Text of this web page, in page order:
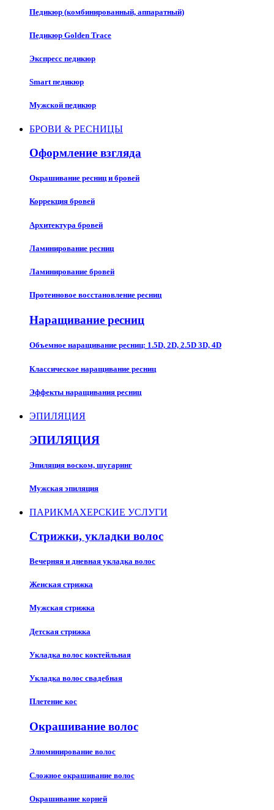
Педикюр (комбинированный, аппаратный)
Педикюр Golden Trace
Экспресс педикюр
Smart педикюр
Мужской педикюр
БРОВИ & РЕСНИЦЫ
Оформление взгляда
Окрашивание ресниц и бровей
Коррекция бровей
Архитектура бровей
Ламинирование ресниц
Ламинирование бровей
Протеиновое восстановление ресниц
Наращивание ресниц​
Объемное наращивание ресниц: 1.5D, 2D, 2.5D 3D, 4D
Классическое наращивание ресниц
Эффекты наращивания ресниц
ЭПИЛЯЦИЯ
ЭПИЛЯЦИЯ
Эпиляция воском, шугаринг
Мужская эпиляция
ПАРИКМАХЕРСКИЕ УСЛУГИ
Стрижки, укладки волос
Вечерняя и дневная укладка волос
Женская стрижка
Мужская стрижка
Детская стрижка
Укладка волос коктейльная
Укладка волос свадебная
Плетение кос
Окрашивание волос
Элюминирование волос
Сложное окрашивание волос
Окрашивание корней